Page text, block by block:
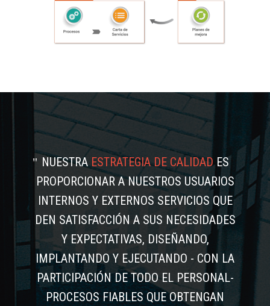
NUESTRAESTRATEGIA DE CALIDADES
PROPORCIONAR A NUESTROS USUARIOS
INTERNOS Y EXTERNOS SERVICIOS QUE
DEN SATISFACCIÓN A SUS NECESIDADES
Y EXPECTATIVAS, DISEÑANDO,
IMPLANTANDO Y EJECUTANDO - CON LA
PARTICIPACIÓN DE TODO EL PERSONAL-
PROCESOS FIABLES QUE OBTENGAN